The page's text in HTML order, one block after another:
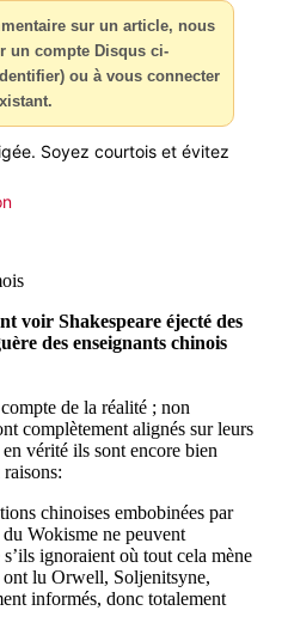
sur un article, nous
un compte Disqus ci-
ou à vous connecter
Soyez courtois et évitez